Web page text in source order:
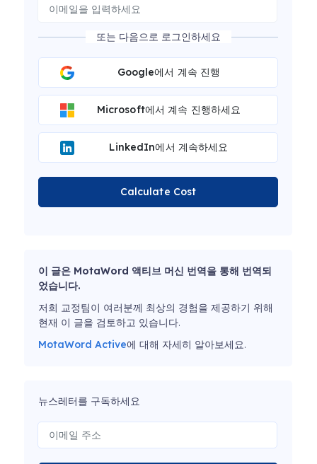
또는 다음으로 로그인하세요
Google에서 계속 진행
Microsoft에서 계속 진행하세요
LinkedIn에서 계속하세요
Calculate Cost
이 글은 MotaWord 액티브 머신 번역을 통해 번역되
었습니다.
저희 교정팀이 여러분께 최상의 경험을 제공하기 위해
현재 이 글을 검토하고 있습니다.
MotaWord Active에 대해 자세히 알아보세요.
뉴스레터를 구독하세요